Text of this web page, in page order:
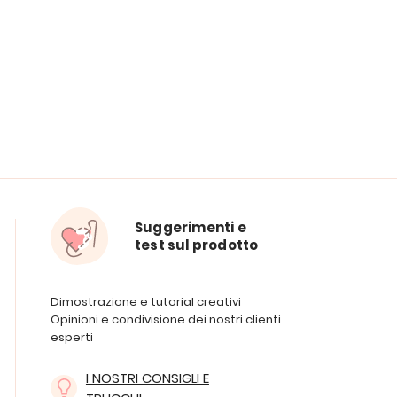
Suggerimenti e
test sul prodotto
Dimostrazione e tutorial creativi
Opinioni e condivisione dei nostri clienti
esperti
I NOSTRI CONSIGLI E